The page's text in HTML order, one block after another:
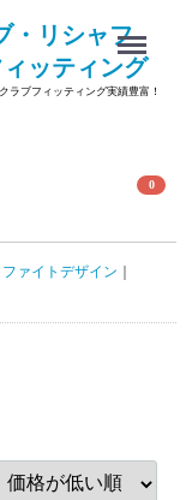
ラブフィッティング実績豊富！
0
Menu
ァイトデザイン